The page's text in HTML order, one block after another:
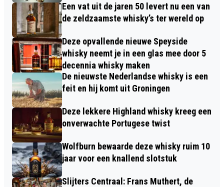
Een vat uit de jaren 50 levert nu een van
de zeldzaamste whisky’s ter wereld op
Deze opvallende nieuwe Speyside
whisky neemt je in een glas mee door 5
decennia whisky maken
De nieuwste Nederlandse whisky is een
feit en hij komt uit Groningen
Deze lekkere Highland whisky kreeg een
onverwachte Portugese twist
Wolfburn bewaarde deze whisky ruim 10
jaar voor een knallend slotstuk
Slijters Centraal: Frans Muthert, de